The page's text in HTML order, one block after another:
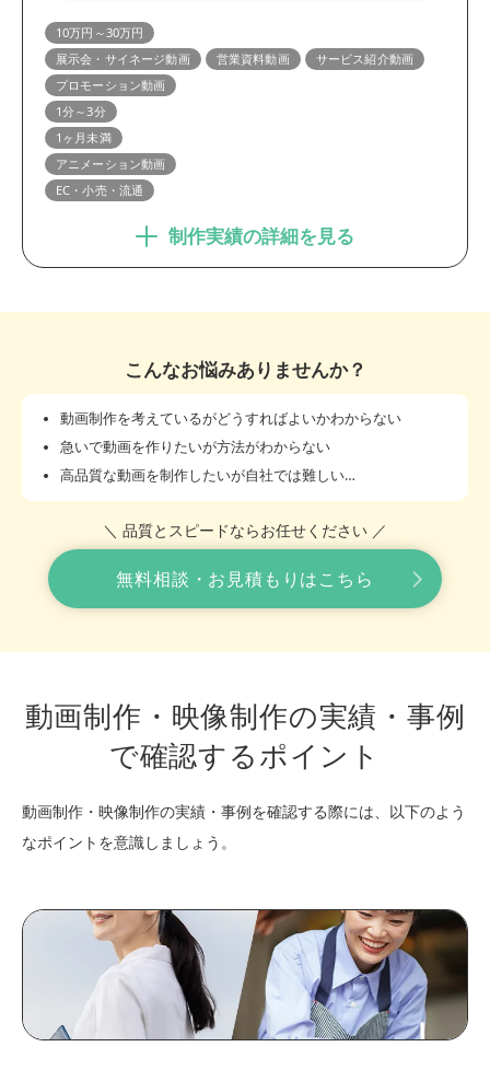
10万円～30万円
展示会・サイネージ動画
営業資料動画
サービス紹介動画
プロモーション動画
1分～3分
1ヶ月未満
アニメーション動画
EC・小売・流通
制作実績の詳細を見る
こんなお悩みありませんか？
動画制作を考えているがどうすればよいかわからない
急いで動画を作りたいが方法がわからない
高品質な動画を制作したいが自社では難しい…
＼ 品質とスピードならお任せください ／
無料相談・お見積もりはこちら
動画制作・映像制作の実績・事例
で確認するポイント
動画制作・映像制作の実績・事例を確認する際には、以下のよう
なポイントを意識しましょう。